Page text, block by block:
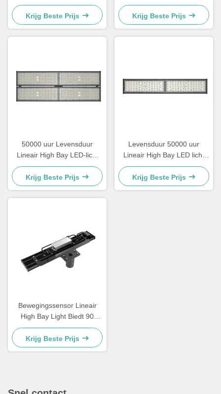
in 100W 120W 150W 200W
240W en 300W Power
Options voor industriële
verlichting
Krijg Beste Prijs
voor industriële installaties in
magazijnen en commerciële
verlichtingsprojecten
Krijg Beste Prijs
50000 uur Levensduur
Lineair High Bay LED-licht
Hoog lichtflux Meer dan 15
Geschikt voor commerciële
verlichtingstoepassingen
Krijg Beste Prijs
Levensduur 50000 uur
Lineair High Bay LED licht
Klasse II EU elektrische
klasse Perfect voor
magazijnen en grote
Krijg Beste Prijs
Bewegingssensor Lineair
High Bay Light Biedt 90
graden of 120 graden
Beamangle Geschikt voor
magazijn gangpaden en
Krijg Beste Prijs